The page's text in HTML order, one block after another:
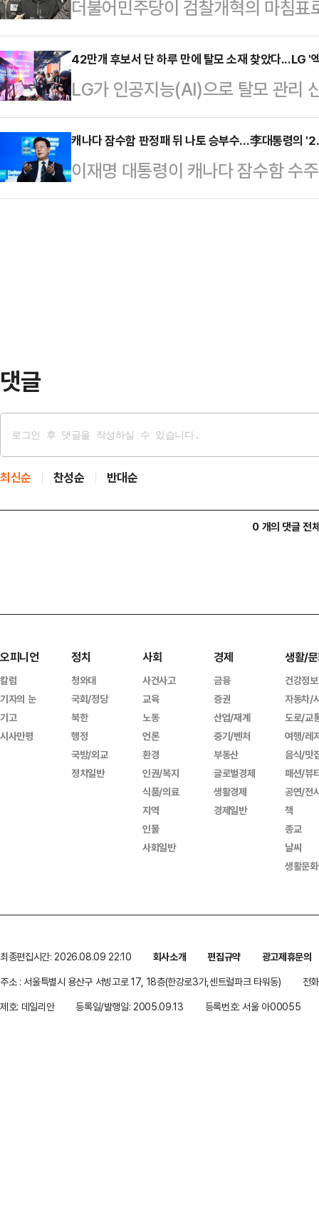
이익 컨센서스는 65조원대 중반 수
근 시장 기대치를 …
에 우려가 나오고 있다.조경태 의
에 장 대표에 대한 징계 요청서를
벌였다는 주장인데, 지난 전당대회
다고 밝혔지만 약속을 이행하지 않
는 행위"라고 설명했…
더불어민주당이 검찰개혁의 마침
당론이 최근 발생한 '광주 여고생
센 격론에 휩싸일 전망이다. 경찰의
아낸 사실이 드러나면서, 제도 폐지
신중론이 고개를 들고 있어서다. 특
서 당내 세력 대결과 여야 대치 전
민주당 의원은 8일 페이스북에 "검
는 반대한다"면서…
42만개 후보서 단 하루 만에 탈모 소재 찾았다...LG '
LG가 인공지능(AI)으로 탈모 관리
종목을 매일 분석하는 사례를 공개
에 그치지 않고 신소재 발굴, 금융
용하고 있다는 점을 강조한 것이다
코엑스에서 열리는 국제머신러닝
캐나다 잠수함 판정패 뒤 나토 승부수…李대통령의
이재명 대통령이 캐나다 잠수함 수
무대에서 '한-나토 방위산업 파트
댓글
최신순 찬성순 반대순
0 개의 댓글 전
오피니언
칼럼
기자의 눈
기고
시사만평
정치
청와대
국회/정당
북한
행정
국방/외교
정치일반
사회
사건사고
교육
노동
언론
환경
인권/복지
식품/의료
지역
인물
사회일반
경제
금융
증권
산업/재계
중기/벤처
부동산
글로벌경제
생활경제
경제일반
생활/
건강정보
자동차/
도로/교
여행/레
음식/맛
패션/뷰
공연/전
책
종교
날씨
생활문
최종편집시간: 2026.08.09 22:10 회사소개 편집규약
광고제휴문의
주소 : 서울특별시 용산구 서빙고로 17, 18층(한강로3가,센트럴파크 타워동)
전
제호: 데일리안
등록일/발행일: 2005.09.13 등록번호: 서울 아00055